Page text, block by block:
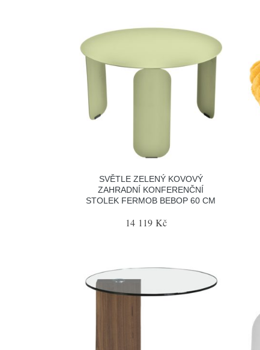
SVĚTLE ZELENÝ KOVOVÝ
ZAHRADNÍ KONFERENČNÍ
STOLEK FERMOB BEBOP 60 CM
14 119 Kč